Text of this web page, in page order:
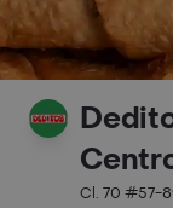
Cl. 70 #57-